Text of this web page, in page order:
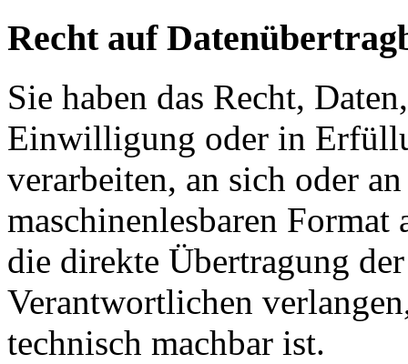
Recht auf
Sie haben das Recht,
Einwilligung oder in
verarbeiten, an sich oder
maschinenlesbaren Format
die direkte Übertragung
Verantwortlichen
technisch machbar ist.